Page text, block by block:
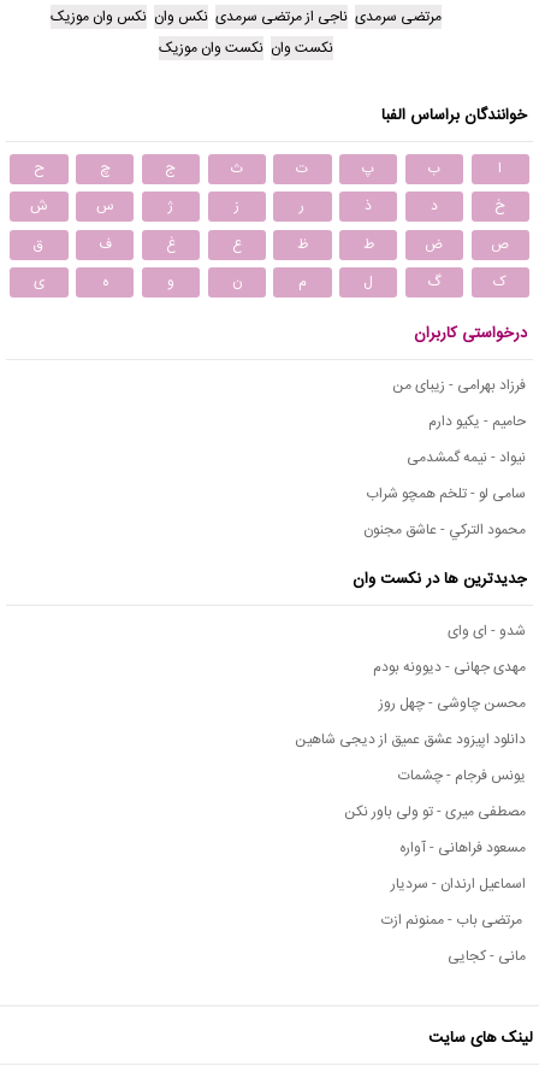
مرتضی سرمدی ناجی از مرتضی سرمدی نکس وان نکس وان موزیک
نکست وان نکست وان موزیک
خوانندگان براساس الفبا
ا ب پ ت ث ج چ
ح
خ
د ذ ر ز ژ س
ش
ص
ض ط ظ ع غ ف
ق
ک
گ ل م ن و ه ی
درخواستی کاربران
فرزاد بهرامی - زیبای من
حامیم - یکیو دارم
نیواد - نیمه گمشدمی
سامی لو - تلخم همچو شراب
محمود التركي - عاشق مجنون
جدیدترین ها در نکست وان
شدو - ای وای
مهدی جهانی - دیوونه بودم
محسن چاوشی - چهل روز
دانلود اپیزود عشق عمیق از دیجی شاهین
یونس فرجام - چشمات
مصطفی میری - تو ولی باور نکن
مسعود فراهانی - آواره
اسماعیل ارندان - سردیار
مرتضی باب - ممنونم ازت
مانی - کجایی
لینک های سایت